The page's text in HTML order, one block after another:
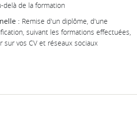
delà de la formation
: Remise d'un diplôme, d'une
suivant les formations effectuées,
sur vos CV et réseaux sociaux